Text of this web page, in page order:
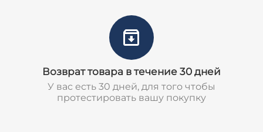
Возврат товара в течение 30 дней
У вас есть 30 дней, для того чтобы
протестировать вашу покупку